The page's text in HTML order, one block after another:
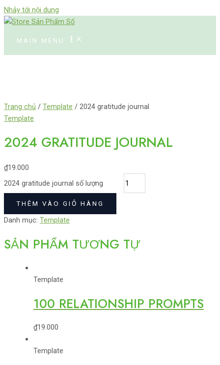
Nhảy tới nội dung
MAIN MENU
Trang chủ / Template / 2024 gratitude journal
Template
2024 GRATITUDE JOURNAL
₫19.000
2024 gratitude journal số lượng
THÊM VÀO GIỎ HÀNG
Danh mục: Template
SẢN PHẨM TƯƠNG TỰ
Template
100 RELATIONSHIP PROMPTS
₫19.000
Template